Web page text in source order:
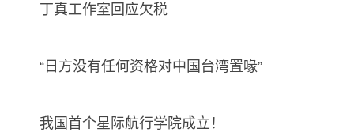
丁真工作室回应欠税
“日方没有任何资格对中国台湾置喙”
我国首个星际航行学院成立！